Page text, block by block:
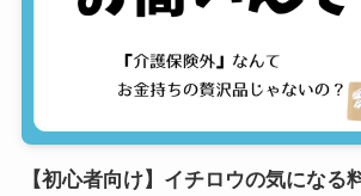
【初心者向け】イチロウの気になる